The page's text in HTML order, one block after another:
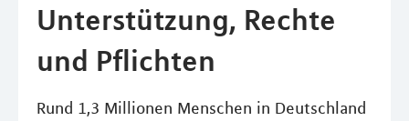
Unterstützung, Rechte
und Pflichten
Rund 1,3 Millionen Menschen in Deutschland